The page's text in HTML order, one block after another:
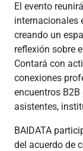
El evento
internacionales
creando un
reflexión sobre
Contará con
conexiones
encuentros
asistentes,
BAIDATA
del acuerdo de